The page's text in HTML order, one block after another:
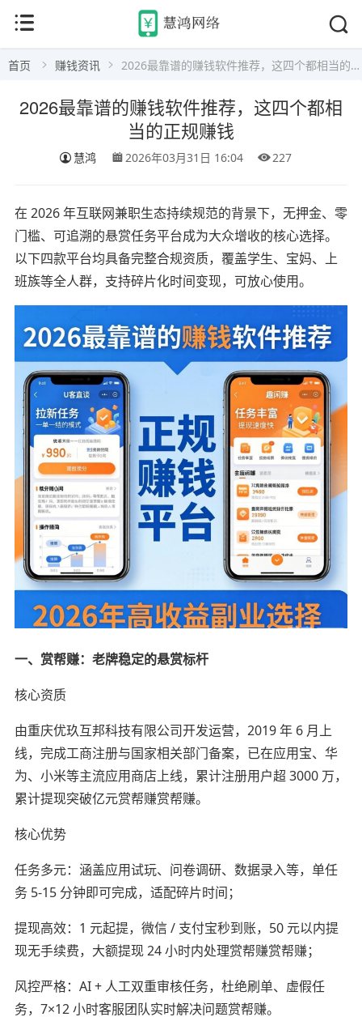
首页 赚钱资讯 2026最靠谱的赚钱软件推荐，这四个都相当的正规赚钱
2026最靠谱的赚钱软件推荐，这四个都相
当的正规赚钱
慧鸿 2026年03月31日 16:04 227
在 2026 年互联网兼职生态持续规范的背景下，无押金、零
门槛、可追溯的悬赏任务平台成为大众增收的核心选择。
以下四款平台均具备完整合规资质，覆盖学生、宝妈、上
班族等全人群，支持碎片化时间变现，可放心使用。
一、赏帮赚：老牌稳定的悬赏标杆
核心资质
由重庆优玖互邦科技有限公司开发运营，2019 年 6 月上
线，完成工商注册与国家相关部门备案，已在应用宝、华
为、小米等主流应用商店上线，累计注册用户超 3000 万，
累计提现突破亿元赏帮赚赏帮赚。
核心优势
任务多元：涵盖应用试玩、问卷调研、数据录入等，单任
务 5-15 分钟即可完成，适配碎片时间；
提现高效：1 元起提，微信 / 支付宝秒到账，50 元以内提
现无手续费，大额提现 24 小时内处理赏帮赚赏帮赚；
风控严格：AI + 人工双重审核任务，杜绝刷单、虚假任
务，7×12 小时客服团队实时解决问题赏帮赚。